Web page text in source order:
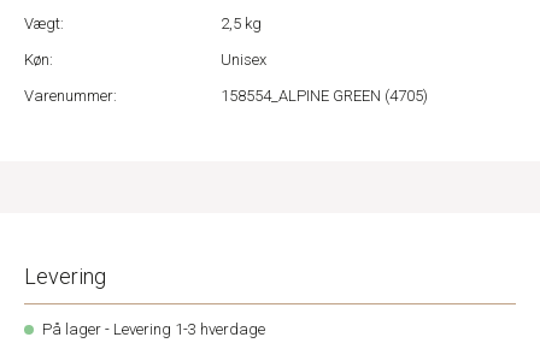
Vægt:
2,5 kg
Køn:
Unisex
Varenummer:
158554_ALPINE GREEN (4705)
Levering
På lager - Levering 1-3 hverdage